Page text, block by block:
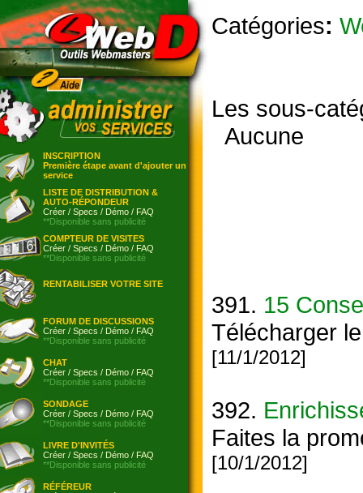
INSCRIPTION
Première étape avant d'ajouter un
service
LISTE DE DISTRIBUTION &
AUTO-RÉPONDEUR
Créer / Specs / Démo / FAQ
**Disponible sans publicité
COMPTEUR DE VISITES
Créer / Specs / Démo / FAQ
**Disponible sans publicité
RENTABILISER VOTRE SITE
FORUM DE DISCUSSIONS
Créer / Specs / Démo / FAQ
**Disponible sans publicité
CHAT
Créer / Specs / Démo / FAQ
**Disponible sans publicité
SONDAGE
Créer / Specs / Démo / FAQ
**Disponible sans publicité
LIVRE D'INVITÉS
Créer / Specs / Démo / FAQ
**Disponible sans publicité
RÉFÉREUR
Catégories:
Les sous-
Aucune
391. 15
Télécharger
[11/1/2012]
392.
Faites la
[10/1/2012]